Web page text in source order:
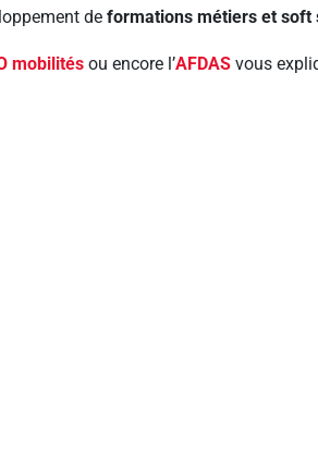
de formations métiers et soft
mobilités ou encore l’AFDAS vous